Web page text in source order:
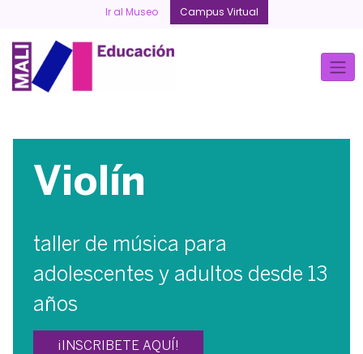
content
Ir al Museo Campus Virtual
Violín
taller de música para
adolescentes y adultos desde 13
años
¡INSCRIBETE AQUÍ!